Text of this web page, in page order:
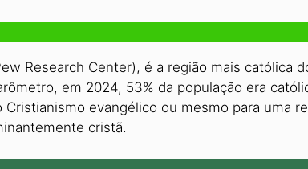
Research Center), é a região mais católica
em 2024, 53% da população era
evangélico ou mesmo para uma
cristã.